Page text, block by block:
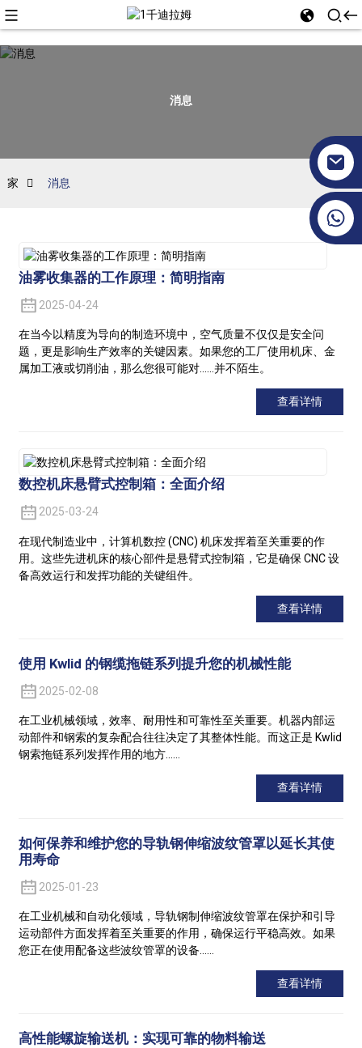
消息
家 消息
油雾收集器的工作原理：简明指南
2025-04-24
在当今以精度为导向的制造环境中，空气质量不仅仅是安全问
题，更是影响生产效率的关键因素。如果您的工厂使用机床、金
属加工液或切削油，那么您很可能对……并不陌生。
查看详情
数控机床悬臂式控制箱：全面介绍
2025-03-24
在现代制造业中，计算机数控 (CNC) 机床发挥着至关重要的作
用。这些先进机床的核心部件是悬臂式控制箱，它是确保 CNC 设
备高效运行和发挥功能的关键组件。
查看详情
使用 Kwlid 的钢缆拖链系列提升您的机械性能
2025-02-08
在工业机械领域，效率、耐用性和可靠性至关重要。机器内部运
动部件和钢索的复杂配合往往决定了其整体性能。而这正是 Kwlid
钢索拖链系列发挥作用的地方……
查看详情
如何保养和维护您的导轨钢伸缩波纹管罩以延长其使
用寿命
2025-01-23
在工业机械和自动化领域，导轨钢制伸缩波纹管罩在保护和引导
运动部件方面发挥着至关重要的作用，确保运行平稳高效。如果
您正在使用配备这些波纹管罩的设备……
查看详情
高性能螺旋输送机：实现可靠的物料输送